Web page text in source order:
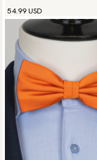
54.99 USD